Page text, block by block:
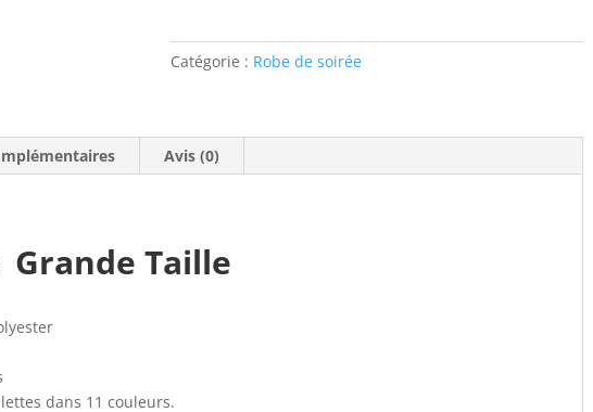
Combinaison
Catégorie : Robe de soirée
Avis (0)
Grande Taille
dans 11 couleurs.